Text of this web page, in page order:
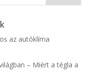
az autóklíma
– Miért a tégla a